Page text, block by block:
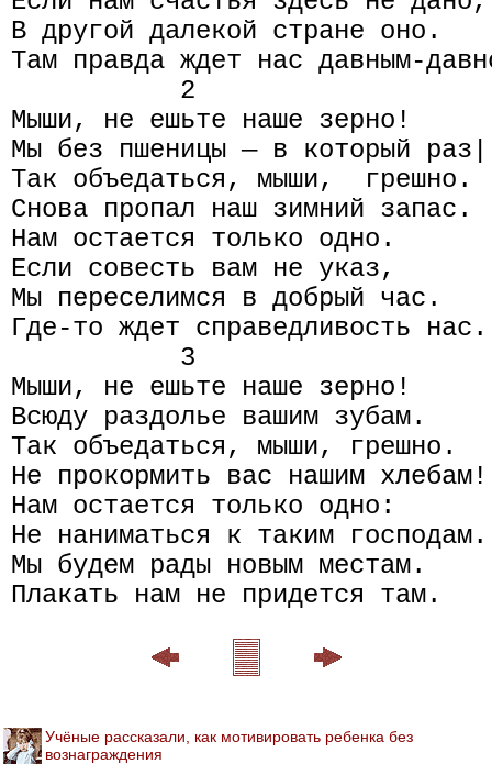
В другой далекой стране оно.
Там правда ждет нас давным-
           2
Мыши, не ешьте наше зерно!
Мы без пшеницы — в который раз|
Так объедаться, мыши,  грешно.
Снова пропал наш зимний запас.
Нам остается только одно.
Если совесть вам не указ,
Мы переселимся в добрый час.
Где-то ждет справедливость нас.
           3
Мыши, не ешьте наше зерно!
Всюду раздолье вашим зубам.
Так объедаться, мыши, грешно.
Не прокормить вас нашим хлебам!
Нам остается только одно:
Не наниматься к таким господам.
Мы будем рады новым местам.
Учёные рассказали, как мотивировать ребенка без
вознаграждения